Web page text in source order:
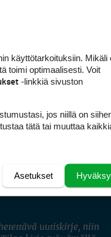
uutiskirje, niin
käyttötarkoituksiin. Mikäli
toimi optimaalisesti. Voit
-linkkiä sivuston
jos niillä on
tätä tai muuttaa
Hyväksy
Asetukset